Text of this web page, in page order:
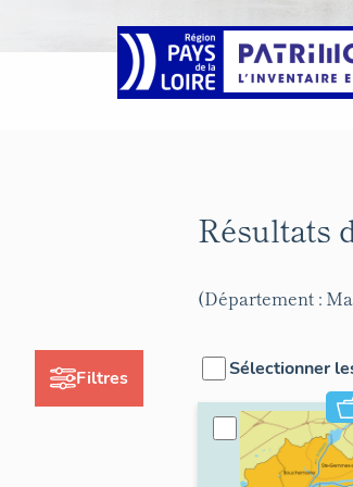
Filtres
Résultats
(Département :
Sélectionner